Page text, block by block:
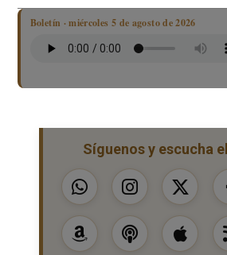
Boletín · miércoles 5 de agosto de 2026
Síguenos y escucha